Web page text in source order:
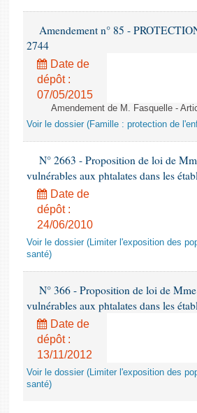
Amendement n° 85 -
2744
Date de
dépôt :
07/05/2015
Amendement de M. Fasquelle -
Voir le dossier (Famille : protection de
N° 2663 - Proposition de loi de
vulnérables aux phtalates dans les
Date de
dépôt :
24/06/2010
Voir le dossier (Limiter l'exposition des
santé)
N° 366 - Proposition de loi de
vulnérables aux phtalates dans les
Date de
dépôt :
13/11/2012
Voir le dossier (Limiter l'exposition des
santé)